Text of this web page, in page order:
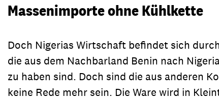
Massenimporte ohne Kühlkette
Doch Nigerias Wirtschaft befindet sich
die aus dem Nachbarland Benin nach
zu haben sind. Doch sind die aus anderen
keine Rede mehr sein. Die Ware wird in